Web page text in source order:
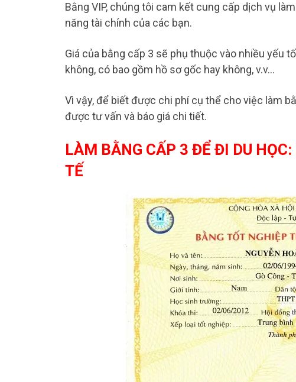
Bằng VIP, chúng tôi cam kết cung cấp dịch vụ
năng tài chính của các bạn.
Giá của bằng cấp 3 sẽ phụ thuộc vào nhiều yếu
không, có bao gồm hồ sơ gốc hay không, v.v…
Vì vậy, để biết được chi phí cụ thể cho việc làm
được tư vấn và báo giá chi tiết.
LÀM BẰNG CẤP 3 ĐỂ ĐI DU HỌC:
TẾ